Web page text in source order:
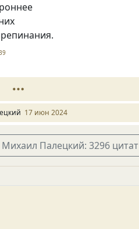
17 июн 2024
Михаил Палецкий: 3296 цитат